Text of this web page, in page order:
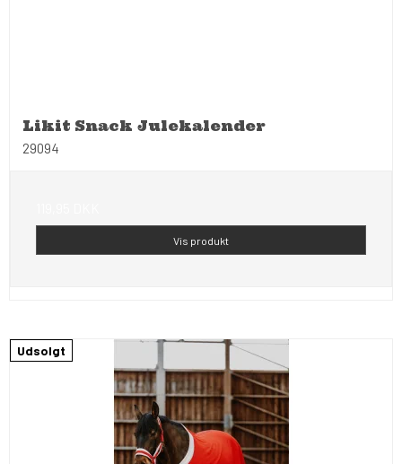
Likit Snack Julekalender
29094
Vis produkt
Udsolgt